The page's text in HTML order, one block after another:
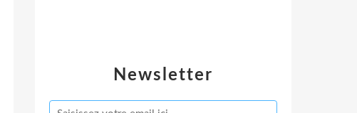
Newsletter